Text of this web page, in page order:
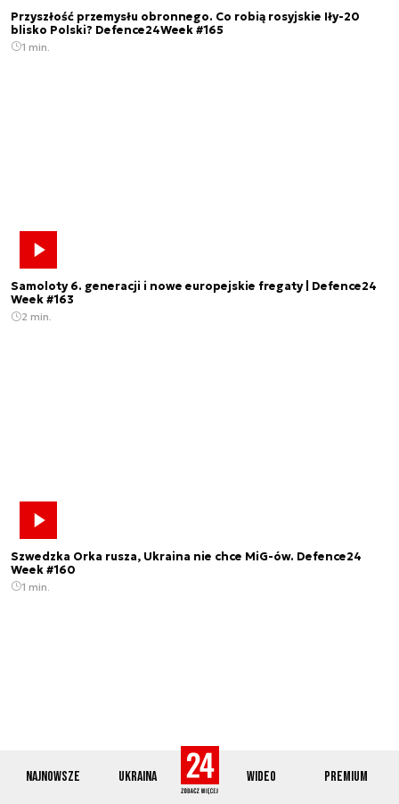
Najnowsze Ukraina Wideo Premium
Przyszłość przemysłu obronnego. Co robią rosyjskie Iły-20
blisko Polski? Defence24Week #165
1 min.
Samoloty 6. generacji i nowe europejskie fregaty | Defence24
Week #163
2 min.
Szwedzka Orka rusza, Ukraina nie chce MiG-ów. Defence24
Week #160
1 min.